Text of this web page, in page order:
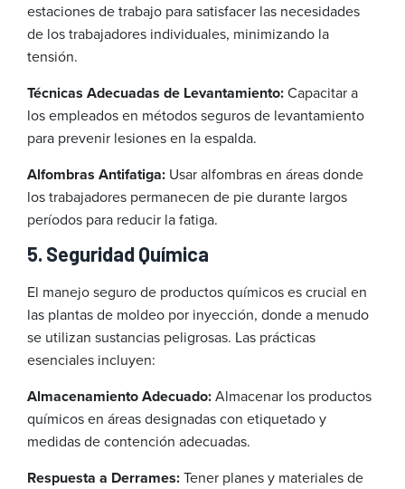
estaciones de trabajo para satisfacer las necesidades
de los trabajadores individuales, minimizando la
tensión.
Técnicas Adecuadas de Levantamiento:Capacitar a
los empleados en métodos seguros de levantamiento
para prevenir lesiones en la espalda.
Alfombras Antifatiga: Usar alfombras en áreas donde
los trabajadores permanecen de pie durante largos
períodos para reducir la fatiga.
5. Seguridad Química
El manejo seguro de productos químicos es crucial en
las plantas de moldeo por inyección, donde a menudo
se utilizan sustancias peligrosas. Las prácticas
esenciales incluyen:
Almacenamiento Adecuado:Almacenar los productos
químicos en áreas designadas con etiquetado y
medidas de contención adecuadas.
Respuesta a Derrames:Tener planes y materiales de